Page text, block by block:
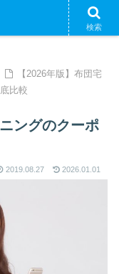
るブログ
【2026年版】布団宅
比較
ングのクーポ
2019.08.27 2026.01.01
検索